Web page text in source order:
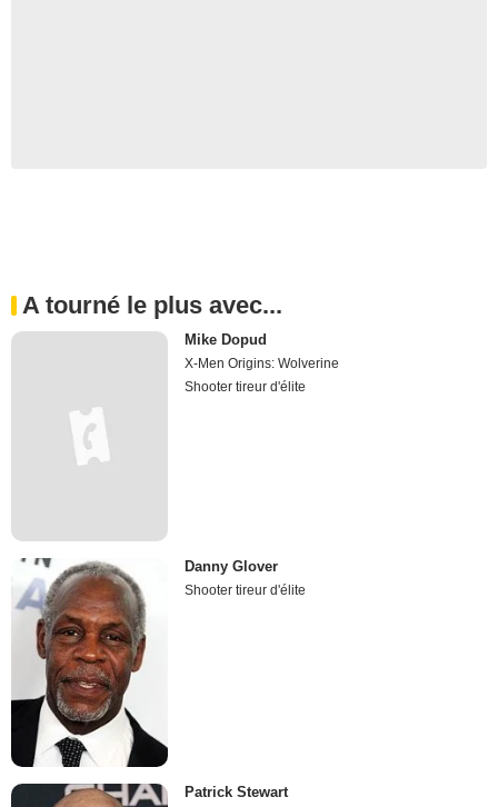
A tourné le plus avec...
Mike Dopud
X-Men Origins: Wolverine
Shooter tireur d'élite
Danny Glover
Shooter tireur d'élite
Patrick Stewart